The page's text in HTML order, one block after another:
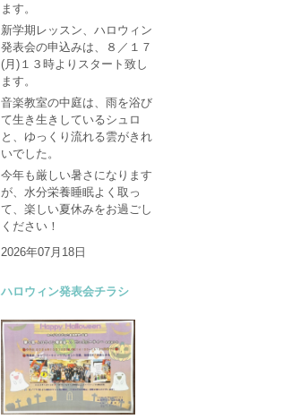
ます。
新学期レッスン、ハロウィン
発表会の申込みは、８／１７
(月)１３時よりスタート致し
ます。
音楽教室の中庭は、雨を浴び
て生き生きしているシュロ
と、ゆっくり流れる雲がきれ
いでした。
今年も厳しい暑さになります
が、水分栄養睡眠よく取っ
て、楽しい夏休みをお過ごし
ください！
2026年07月18日
ハロウィン発表会チラシ